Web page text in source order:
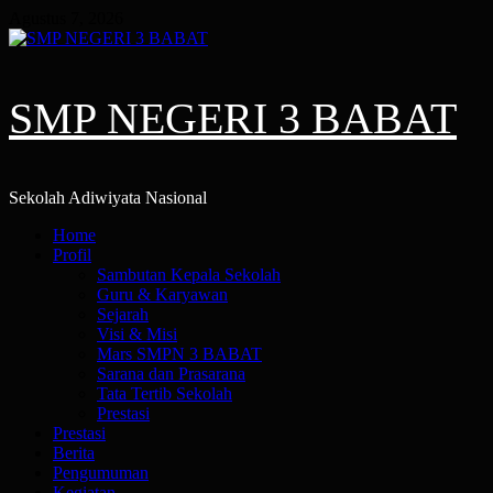
to
SMP NEGERI 3 BABAT
Sekolah Adiwiyata Nasional
PrimaryHome
Profil
Sambutan Kepala Sekolah
Guru & Karyawan
Sejarah
Visi & Misi
Mars SMPN 3 BABAT
Sarana dan Prasarana
Tata Tertib Sekolah
Prestasi
Prestasi
Berita
Pengumuman